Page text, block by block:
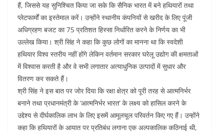
हैं, जिससे यह सुनिश्चित किया जा सके कि सैनिक भारत में बने हथियारों तथा
प्लेटफार्मों का इस्तेमाल करें। उन्होंने स्थानीय कंपनियों से खरीद के लिए पूंजी
अधिग्रहण बजट का 75 प्रतिशत हिस्सा निर्धारित करने के निर्णय का भी
उल्लेख किया। श्री सिंह ने कहा कि कुछ लोगों का मानना था कि स्वदेशी
हथियार विश्व स्तरीय नहीं होंगे लेकिन वर्तमान सरकार घरेलू उद्योग की क्षमताओं
में विश्वास करती है और वे सभी लगातार अत्याधुनिक उत्पादों में सुधार और
वितरण कर सकते हैं।
श्री सिंह ने इस बात पर जोर दिया कि रक्षा क्षेत्र को पूरी तरह से आत्मनिर्भर
बनाने तथा प्रधानमंत्री के ‘आत्मनिर्भर भारत’ के लक्ष्य को हासिल करने के
उद्देश्य से दीर्घकालिक लाभ के लिए इसमें आमूलचूल परिवर्तन किए गए हैं। उन्होंने
कहा कि हथियारों के आयात पर प्रतिबंध लगाना एक अल्पकालिक कठिनाई थी,